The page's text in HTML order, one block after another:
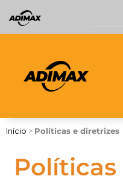
para
o
Início > Políticas e diretrizes